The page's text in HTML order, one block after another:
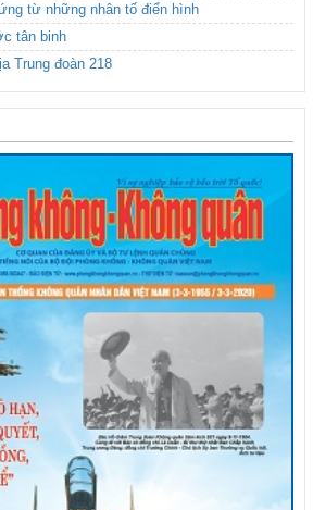
từ những nhân tố điển hình
tân binh
Trung đoàn 218